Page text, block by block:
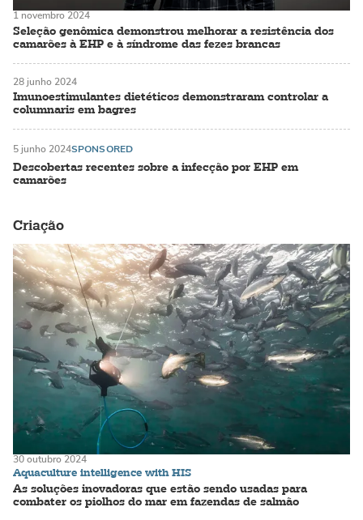
Seleção genômica demonstrou melhorar a resistência dos
camarões à EHP e à síndrome das fezes brancas
1 novembro 2024
Imunoestimulantes dietéticos demonstraram controlar a
columnaris em bagres
28 junho 2024
Descobertas recentes sobre a infecção por EHP em
camarões
5 junho 2024SPONSORED
Criação
Aquaculture intelligence with HIS
As soluções inovadoras que estão sendo usadas para
combater os piolhos do mar em fazendas de salmão
30 outubro 2024